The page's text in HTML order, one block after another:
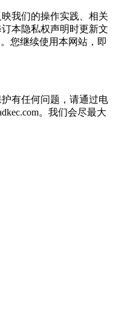
我们的操作实践、相关
本隐私权声明时更新文
您继续使用本网站，即
有任何问题，请通过电
。我们会尽最大